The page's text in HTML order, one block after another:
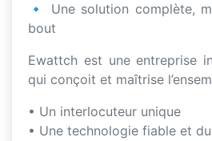
🔹 Une solution complète,
bout
Ewattch est une entreprise
qui conçoit et maîtrise
• Un interlocuteur unique
• Une technologie fiable et